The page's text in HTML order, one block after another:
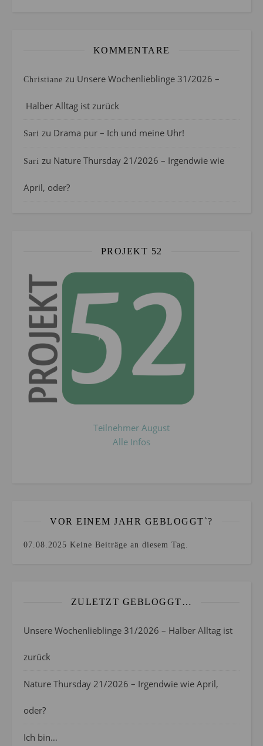
KOMMENTARE
Christiane zu Unsere Wochenlieblinge 31/2026 –
Halber Alltag ist zurück
Sari zu Drama pur – Ich und meine Uhr!
Sari zu Nature Thursday 21/2026 – Irgendwie wie
April, oder?
PROJEKT 52
Teilnehmer August
Alle Infos
VOR EINEM JAHR GEBLOGGT`?
07.08.2025 Keine Beiträge an diesem Tag.
ZULETZT GEBLOGGT…
Unsere Wochenlieblinge 31/2026 – Halber Alltag ist
zurück
Nature Thursday 21/2026 – Irgendwie wie April,
oder?
Ich bin…